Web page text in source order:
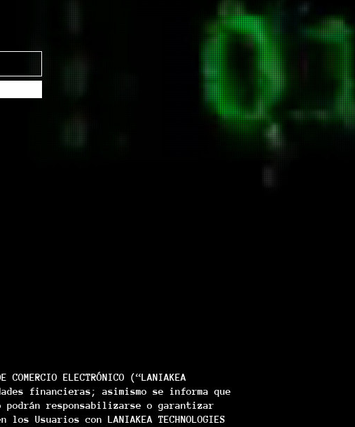
ELECTRÓNICO (“LANIAKEA
financieras; asimismo se informa que
responsabilizarse o garantizar
con LANIAKEA TECHNOLOGIES